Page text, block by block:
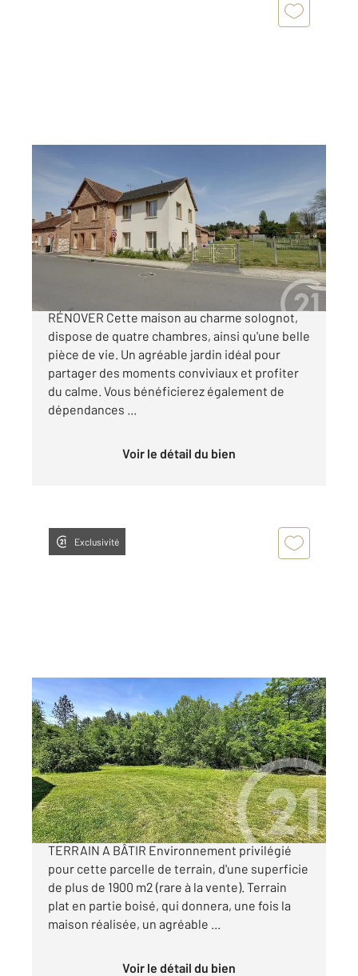
146,38 m , 5 pièces
Ref : 1999
Maison à vendre
159 000 €
RÉNOVER Cette maison au charme solognot,
dispose de quatre chambres, ainsi qu'une belle
pièce de vie. Un agréable jardin idéal pour
partager des moments conviviaux et profiter
du calme. Vous bénéficierez également de
dépendances ...
Voir le détail du bien
Exclusivité
LA FERTE ST AUBIN 45
1930 m2
Ref : 2039
Terrain à vendre
162 000 €
EXCLUSIF A LA FERTÉ-SAINT-AUBIN /
TERRAIN A BÂTIR Environnement privilégié
pour cette parcelle de terrain, d'une superficie
de plus de 1900 m2 (rare à la vente). Terrain
plat en partie boisé, qui donnera, une fois la
maison réalisée, un agréable ...
Voir le détail du bien